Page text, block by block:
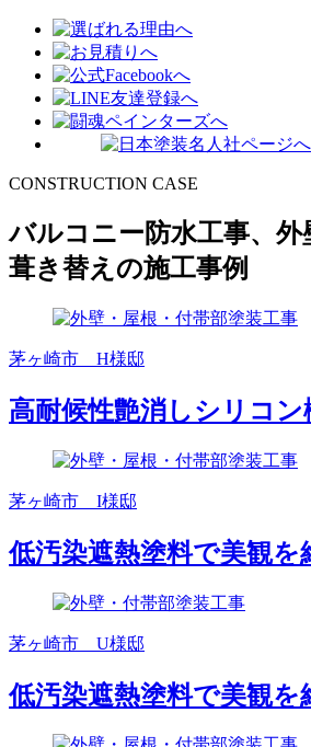
CONSTRUCTION CASE
バルコニー防水工事、外
葺き替えの施工事例
茅ヶ崎市 H様邸
高耐候性艶消しシリコン
茅ヶ崎市 I様邸
低汚染遮熱塗料で美観を
茅ヶ崎市 U様邸
低汚染遮熱塗料で美観を